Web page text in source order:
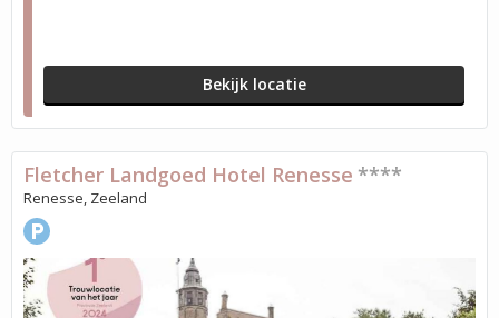
Bekijk locatie
Fletcher Landgoed Hotel Renesse ****
Renesse, Zeeland